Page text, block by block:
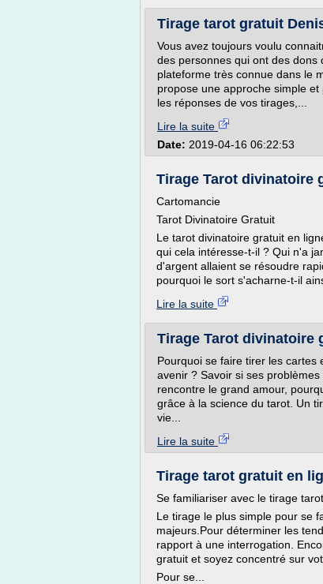
Tirage tarot gratuit
Vous avez toujours voulu
des personnes qui ont des dons
plateforme très connue dans le
propose une approche simple
les réponses de vos tirages,...
Lire la suite
Date: 2019-04-16 06:22:53
Tirage Tarot divinatoire
Cartomancie
Tarot Divinatoire Gratuit
Le tarot divinatoire gratuit en
qui cela intéresse-t-il ? Qui n'a
d'argent allaient se résoudre
pourquoi le sort s'acharne-t-il
Lire la suite
Tirage Tarot divinatoire
Pourquoi se faire tirer les cartes
avenir ? Savoir si ses
rencontre le grand amour,
grâce à la science du tarot. Un
vie...
Lire la suite
Tirage tarot gratuit en
Se familiariser avec le tirage
Le tirage le plus simple pour se
majeurs.Pour déterminer les
rapport à une interrogation.
gratuit et soyez concentré sur
Pour se...